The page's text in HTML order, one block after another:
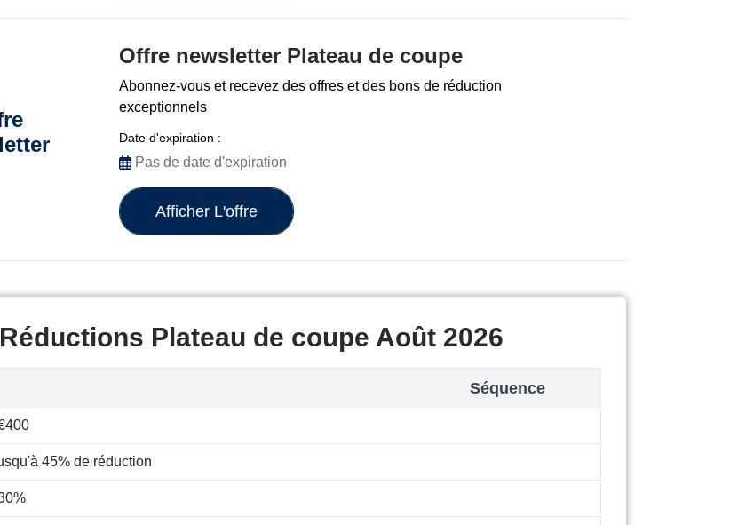
Offre newsletter Plateau de coupe
Abonnez-vous et recevez des offres et des bons de réduction
exceptionnels
Date d'expiration :
Pas de date d'expiration
Afficher L'offre
Plateau de coupe Août 2026
Séquence
45% de réduction